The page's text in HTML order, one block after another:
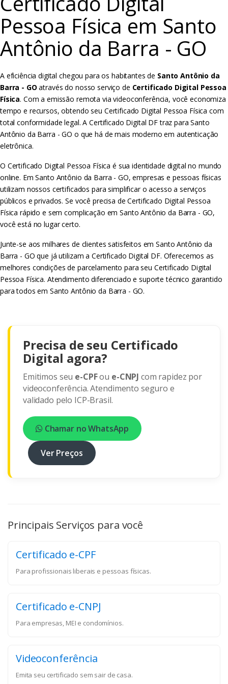
Pessoa Física em Santo
Antônio da Barra - GO
A eficiência digital chegou para os habitantes de Santo Antônio da
Barra - GO através do nosso serviço de Certificado Digital Pessoa
Física. Com a emissão remota via videoconferência, você economiza
tempo e recursos, obtendo seu Certificado Digital Pessoa Física com
total conformidade legal. A Certificado Digital DF traz para Santo
Antônio da Barra - GO o que há de mais moderno em autenticação
eletrônica.
O Certificado Digital Pessoa Física é sua identidade digital no mundo
online. Em Santo Antônio da Barra - GO, empresas e pessoas físicas
utilizam nossos certificados para simplificar o acesso a serviços
públicos e privados. Se você precisa de Certificado Digital Pessoa
Física rápido e sem complicação em Santo Antônio da Barra - GO,
você está no lugar certo.
Junte-se aos milhares de clientes satisfeitos em Santo Antônio da
Barra - GO que já utilizam a Certificado Digital DF. Oferecemos as
melhores condições de parcelamento para seu Certificado Digital
Pessoa Física. Atendimento diferenciado e suporte técnico garantido
para todos em Santo Antônio da Barra - GO.
Precisa de seu Certificado
Digital agora?
Emitimos seu e-CPFou e-CNPJ com rapidez por
videoconferência. Atendimento seguro e
validado pelo ICP-Brasil.
Chamar no WhatsApp
Ver Preços
Principais Serviços para você
Certificado e-CPF
Para profissionais liberais e pessoas físicas.
Certificado e-CNPJ
Para empresas, MEI e condomínios.
Videoconferência
Emita seu certificado sem sair de casa.